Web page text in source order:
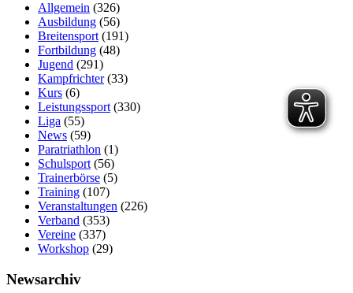
Allgemein (326)
Ausbildung (56)
Breitensport (191)
Fortbildung (48)
Jugend (291)
Kampfrichter(33)
Kurs (6)
Leistungssport (330)
Liga (55)
News (59)
Paratriathlon (1)
Schulsport (56)
Trainerbörse (5)
Training (107)
Veranstaltungen (226)
Verband (353)
Vereine (337)
Workshop (29)
Newsarchiv